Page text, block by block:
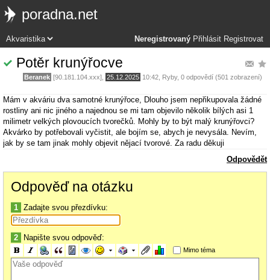
poradna.net
Neregistrovaný Přihlásit Registrovat
Potěr krunýřocve
Beranek [90.181.104.xxx], 25.12.2025 10:42 Ryby, 0 odpovědí (501 zobrazení)
Mám v akváriu dva samotné krunýřoce, Dlouho jsem nepřikupovala žádné
rostliny ani nic jiného a najednou se mi tam objevilo několik bílých asi 1
milimetr velkých plovoucích tvorečků. Mohly by to být malý krunýřovci?
Akvárko by potřebovali vyčistit, ale bojím se, abych je nevysála. Nevím,
jak by se tam jinak mohly objevit nějací tvorové. Za radu děkuji
Odpovědět
Odpověď na otázku
1 Zadajte svou přezdívku:
2 Napište svou odpověď:
Mimo téma